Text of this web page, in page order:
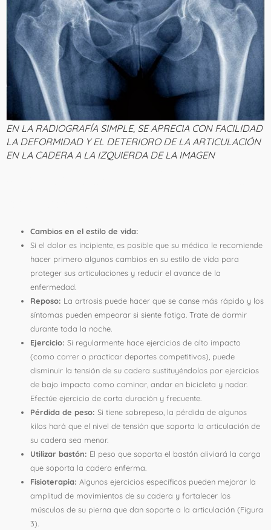
EN LA RADIOGRAFÍA SIMPLE, SE APRECIA CON FACILIDAD
LA DEFORMIDAD Y EL DETERIORO DE LA ARTICULACIÓN
EN LA CADERA A LA IZQUIERDA DE LA IMAGEN
Cambios en el estilo de vida:
Si el dolor es incipiente, es posible que su médico le recomiende
hacer primero algunos cambios en su estilo de vida para
proteger sus articulaciones y reducir el avance de la
enfermedad.
Reposo: La artrosis puede hacer que se canse más rápido y los
síntomas pueden empeorar si siente fatiga. Trate de dormir
durante toda la noche.
Ejercicio: Si regularmente hace ejercicios de alto impacto
(como correr o practicar deportes competitivos), puede
disminuir la tensión de su cadera sustituyéndolos por ejercicios
de bajo impacto como caminar, andar en bicicleta y nadar.
Efectúe ejercicio de corta duración y frecuente.
Pérdida de peso: Si tiene sobrepeso, la pérdida de algunos
kilos hará que el nivel de tensión que soporta la articulación de
su cadera sea menor.
Utilizar bastón: El peso que soporta el bastón aliviará la carga
que soporta la cadera enferma.
Fisioterapia: Algunos ejercicios específicos pueden mejorar la
amplitud de movimientos de su cadera y fortalecer los
músculos de su pierna que dan soporte a la articulación (Figura
3).